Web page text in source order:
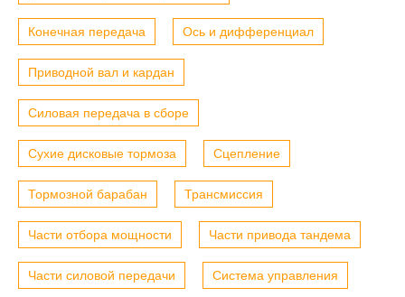
Конечная передача Ось и дифференциал
Приводной вал и кардан
Силовая передача в сборе
Сухие дисковые тормоза Сцепление
Тормозной барабан Трансмиссия
Части отбора мощности Части привода тандема
Части силовой передачи Система управления